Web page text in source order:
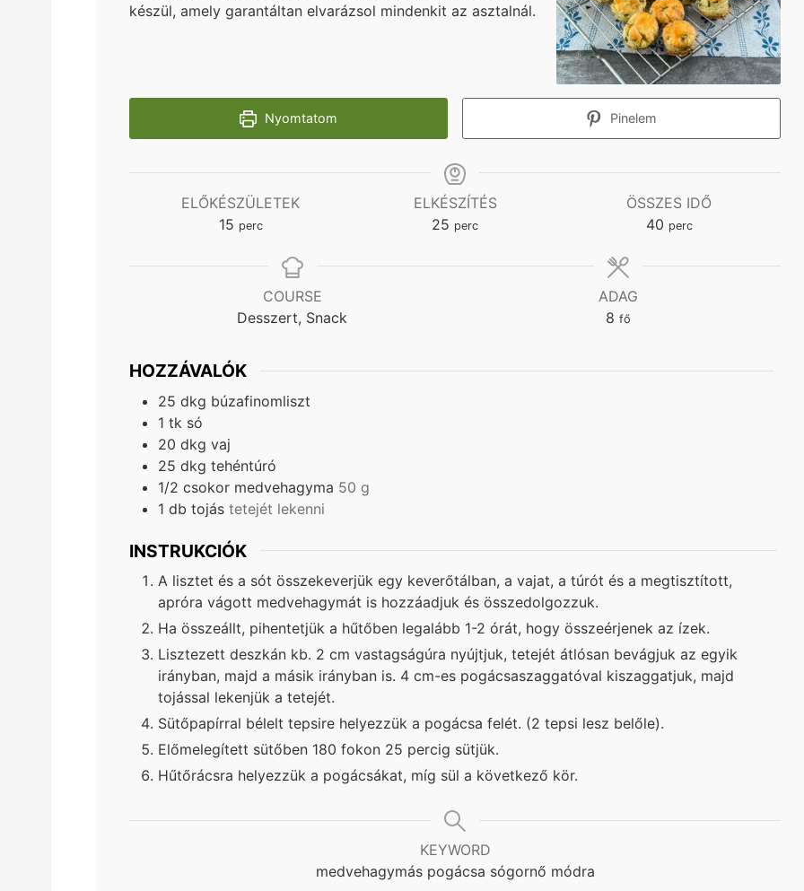
készül, amely garantáltan elvarázsol mindenkit az asztalnál.
Nyomtatom Pinelem
ELŐKÉSZÜLETEK
15minutes
perc
ELKÉSZÍTÉS
25 minutes
perc
ÖSSZES IDŐ
40minutes
perc
COURSE
Desszert, Snack
ADAG
8 fő
HOZZÁVALÓK
25 dkg búzafinomliszt
1 tk só
20 dkg vaj
25 dkg tehéntúró
1/2 csokor medvehagyma 50 g
1 db tojás tetejét lekenni
INSTRUKCIÓK
A lisztet és a sót összekeverjük egy keverőtálban, a vajat, a túrót és a megtisztított,
apróra vágott medvehagymát is hozzáadjuk és összedolgozzuk.
Ha összeállt, pihentetjük a hűtőben legalább 1-2 órát, hogy összeérjenek az ízek.
Lisztezett deszkán kb. 2 cm vastagságúra nyújtjuk, tetejét átlósan bevágjuk az egyik
irányban, majd a másik irányban is. 4 cm-es pogácsaszaggatóval kiszaggatjuk, majd
tojással lekenjük a tetejét.
Sütőpapírral bélelt tepsire helyezzük a pogácsa felét. (2 tepsi lesz belőle).
Előmelegített sütőben 180 fokon 25 percig sütjük.
Hűtőrácsra helyezzük a pogácsákat, míg sül a következő kör.
KEYWORD
medvehagymás pogácsa sógornő módra